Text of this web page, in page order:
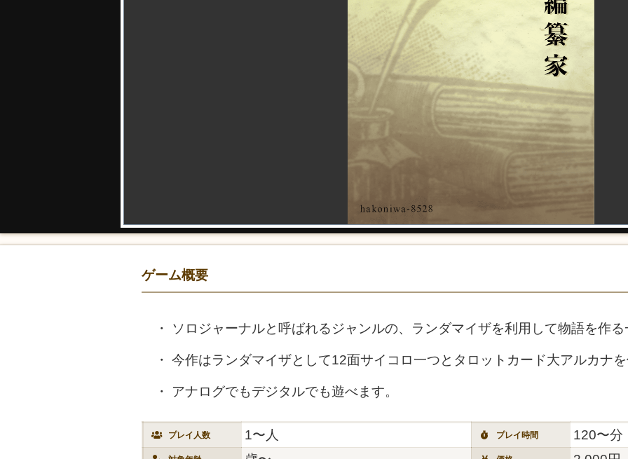
ゲーム概要
ソロジャーナルと呼ばれるジャンルの、ランダマイザを利用して物語を作る
今作はランダマイザとして12面サイコロ一つとタロットカード大アルカナを
アナログでもデジタルでも遊べます。
プレイ人数 1〜人 プレイ時間 120〜分